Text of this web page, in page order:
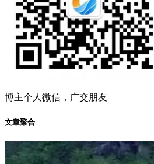
博主个人微信，广交朋友
文章聚合